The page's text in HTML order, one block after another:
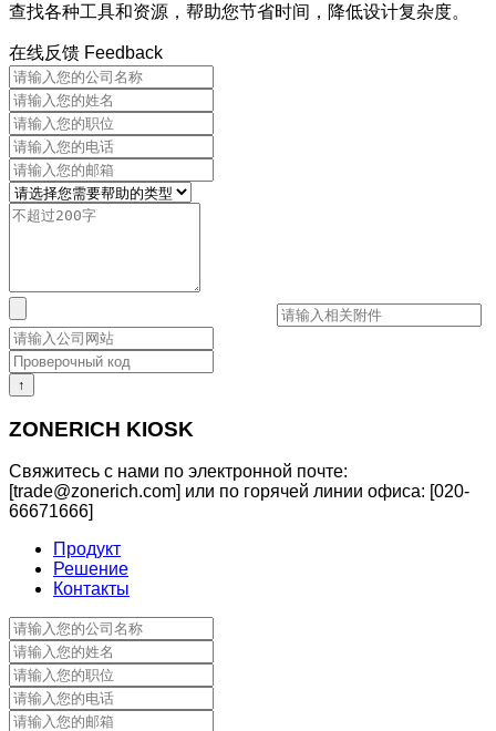
查找各种工具和资源，帮助您节省时间，降低设计复杂度。
在线反馈 Feedback
↑
ZONERICH KIOSK
Свяжитесь с нами по электронной почте:
[trade@zonerich.com] или по горячей линии офиса: [020-
66671666]
Продукт
Решение
Контакты